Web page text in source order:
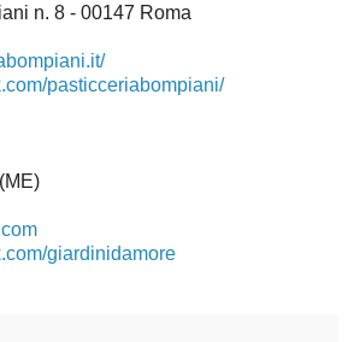
n. 8 - 00147 Roma
pasticceriabompiani/
giardinidamore